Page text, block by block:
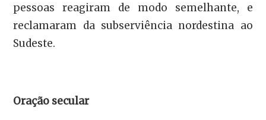
pessoas reagiram de modo semelhante, e
reclamaram da subserviência nordestina ao
Sudeste.
Oração secular